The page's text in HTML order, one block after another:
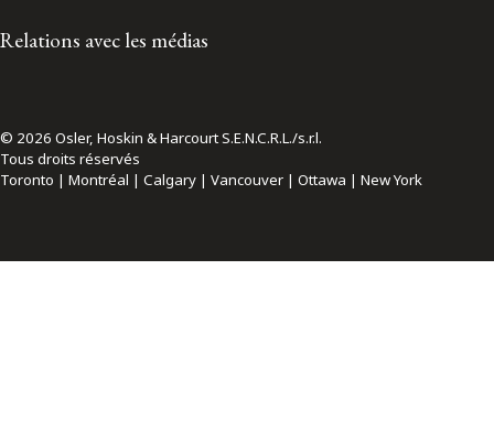
Relations avec les médias
© 2026 Osler, Hoskin & Harcourt S.E.N.C.R.L./s.r.l.
Tous droits réservés
Toronto | Montréal | Calgary | Vancouver | Ottawa | New York